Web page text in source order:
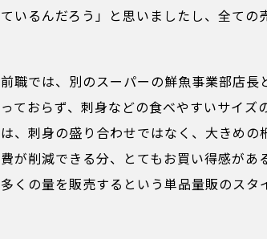
ているんだろう」と思いましたし、全ての
前職では、別のスーパーの鮮魚事業部店
っておらず、刺身などの食べやすいサイ
は、刺身の盛り合わせではなく、大きめ
費が削減できる分、とてもお買い得感が
多くの量を販売するという単品量販のスタ